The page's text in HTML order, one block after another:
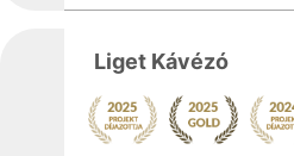
Liget Kávézó